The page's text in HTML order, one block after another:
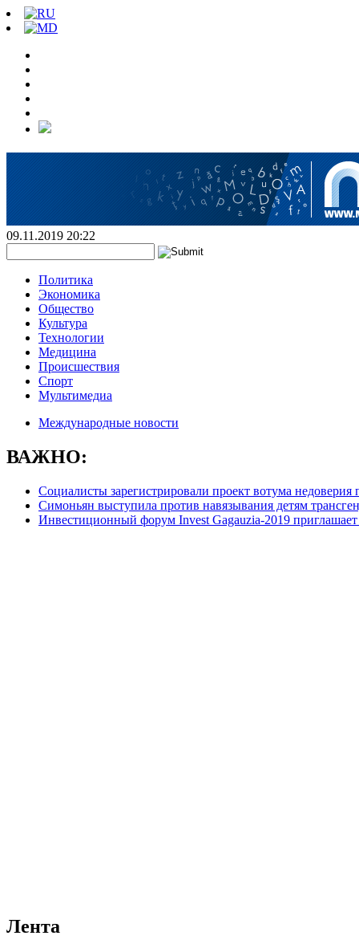
09.11.2019 20:22
Политика
Экономика
Общество
Культура
Технологии
Медицина
Происшествия
Спорт
Мультимедиа
Международные новости
ВАЖНО:
Социалисты зарегистрировали проект вотума
Симоньян выступила против навязывания детям
Инвестиционный форум Invest Gagauzia-2019
Лента